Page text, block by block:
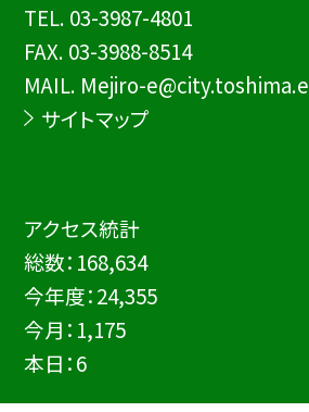
TEL. 03-3987-4801
FAX. 03-3988-8514
MAIL. Mejiro-
サイトマップ
アクセス統計
総数： 168,634
今年度：24,355
今月： 1,175
本日：6